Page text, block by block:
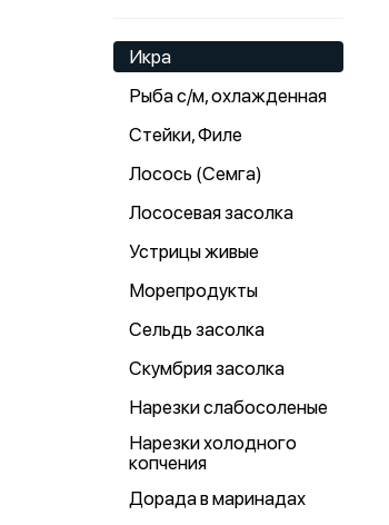
Икра
Рыба с/м, охлажденная
Стейки, Филе
Лосось (Семга)
Лососевая засолка
Устрицы живые
Морепродукты
Сельдь засолка
Скумбрия засолка
Нарезки слабосоленые
Нарезки холодного
копчения
Дорада в маринадах